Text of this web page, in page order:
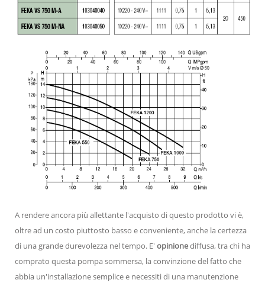
A rendere ancora più allettante l'acquisto di questo prodotto vi è,
oltre ad un costo piuttosto basso e conveniente, anche la certezza
di una grande durevolezza nel tempo. E' opinionediffusa, tra chi ha
comprato questa pompa sommersa, la convinzione del fatto che
abbia un'installazione semplice e necessiti di una manutenzione